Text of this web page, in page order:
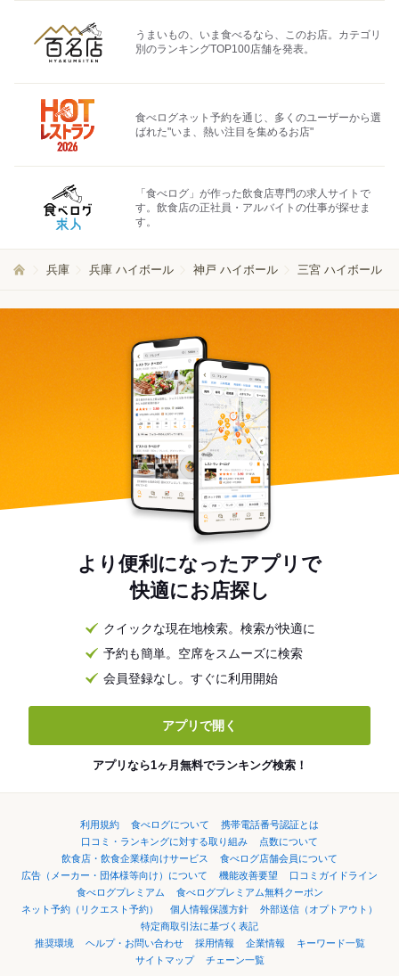
うまいもの、いま食べるなら、このお店。カテゴリ
別のランキングTOP100店舗を発表。
食べログネット予約を通じ、多くのユーザーから選
ばれた"いま、熱い注目を集めるお店"
「食べログ」が作った飲食店専門の求人サイトで
す。飲食店の正社員・アルバイトの仕事が探せま
す。
兵庫 兵庫 ハイボール 神戸 ハイボール 三宮 ハイボール
より便利になったアプリで
快適にお店探し
クイックな現在地検索。検索が快適に
予約も簡単。空席をスムーズに検索
会員登録なし。すぐに利用開始
アプリで開く
アプリなら1ヶ月無料でランキング検索！
利用規約 食べログについて
携帯電話番号認証とは
口コミ・ランキングに対する取り組み
点数について
飲食店・飲食企業様向けサービス
食べログ店舗会員について
広告（メーカー・団体様等向け）について
機能改善要望
口コミガイドライン
食べログプレミアム
食べログプレミアム無料クーポン
ネット予約（リクエスト予約）
個人情報保護方針
外部送信（オプトアウト）
特定商取引法に基づく表記
推奨環境
ヘルプ・お問い合わせ 採用情報 企業情報
キーワード一覧
サイトマップ
チェーン一覧